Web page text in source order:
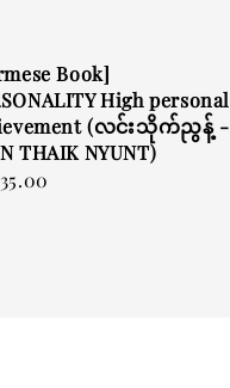
Book]
High personal
(လင်းသိုက်ညွန့် -
THAIK NYUNT)